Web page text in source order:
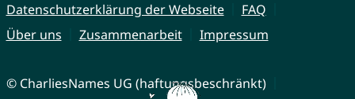
Datenschutzerklärung der Webseite
FAQ
Über uns
Zusammenarbeit Impressum
© CharliesNames UG (haftungsbeschränkt)